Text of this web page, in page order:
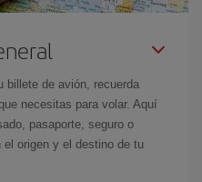
billete de avión, recuerda
necesitas para volar. Aquí
pasaporte, seguro o
origen y el destino de tu